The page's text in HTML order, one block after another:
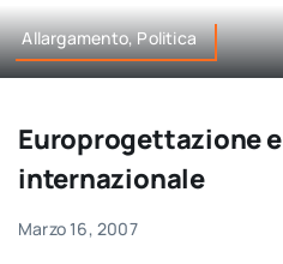
Allargamento, Politica
Europrogettazione
internazionale
Marzo 16, 2007